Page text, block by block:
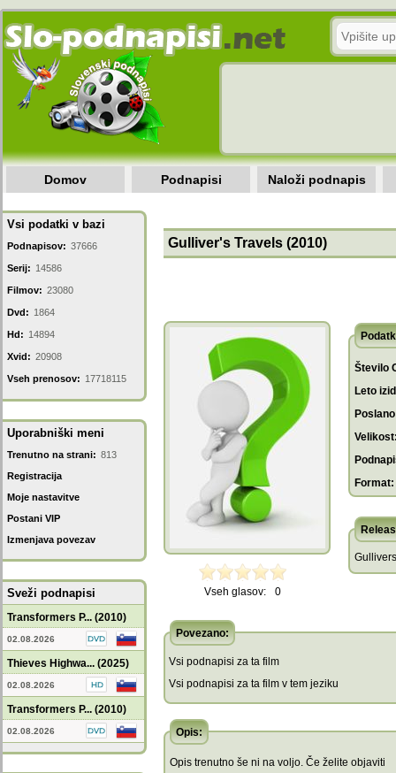
Domov Podnapisi Naloži podnapis
Vsi podatki v bazi
Podnapisov: 37666
Serij: 14586
Filmov: 23080
Dvd: 1864
Hd: 14894
Xvid: 20908
Vseh prenosov: 17718115
Uporabniški meni
Trenutno na strani: 813
Registracija
Moje nastavitve
Postani VIP
Izmenjava povezav
Sveži podnapisi
Transformers P... (2010)
02.08.2026
Thieves Highwa... (2025)
02.08.2026
Transformers P... (2010)
02.08.2026
Gulliver's Travels (2010)
Vseh glasov: 0
Število
Leto
Format:
Povezano:
Vsi podnapisi za ta film
Vsi podnapisi za ta film v tem jeziku
Opis:
Opis trenutno še ni na voljo. Če želite objaviti